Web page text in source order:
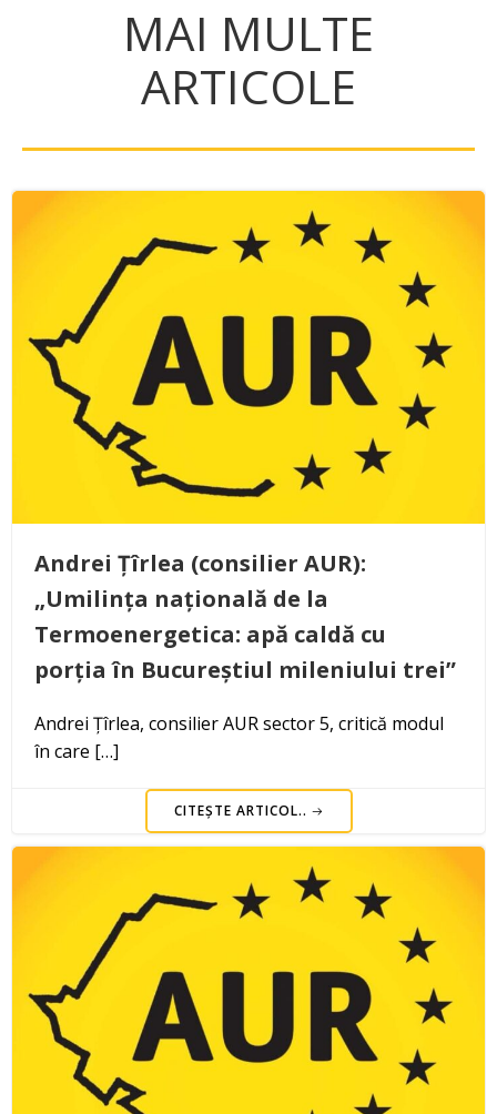
MAI MULTE
ARTICOLE
Andrei Țîrlea (consilier AUR):
„Umilința națională de la
Termoenergetica: apă caldă cu
porția în Bucureștiul mileniului trei”
Andrei Țîrlea, consilier AUR sector 5, critică modul
în care […]
CITEȘTE ARTICOL..